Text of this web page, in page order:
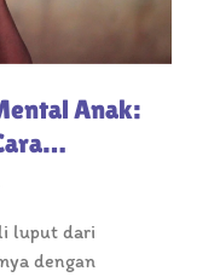
Anak:
luput dari
dengan